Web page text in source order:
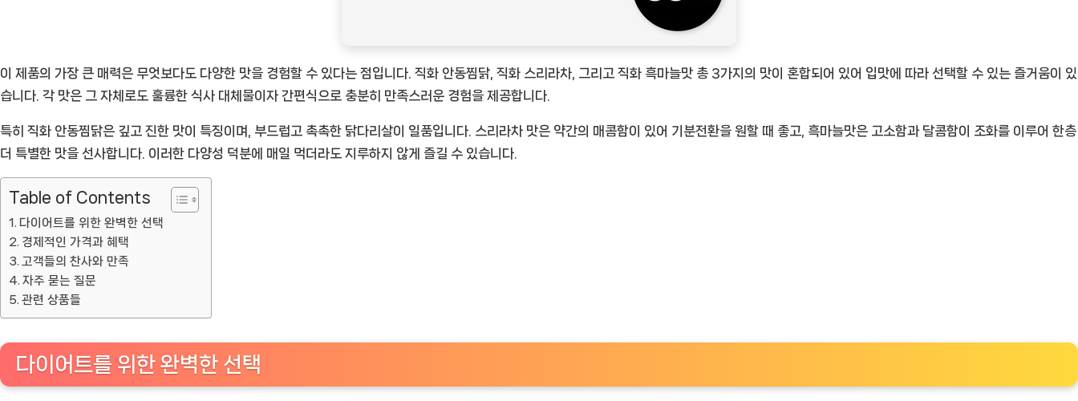
품]
이 제품의 가장 큰 매력은 무엇보다도 다양한 맛을 경험할 수 있다는 점입니다. 직화 안동찜닭, 직화 스리라차, 그리고 직화 흑마늘맛 총 3가지의 맛이 혼합되어 있어 입맛에 따라 선택할 수 있는 즐거움이 있
습니다. 각 맛은 그 자체로도 훌륭한 식사 대체물이자 간편식으로 충분히 만족스러운 경험을 제공합니다.
특히 직화 안동찜닭은 깊고 진한 맛이 특징이며, 부드럽고 촉촉한 닭다리살이 일품입니다. 스리라차 맛은 약간의 매콤함이 있어 기분전환을 원할 때 좋고, 흑마늘맛은 고소함과 달콤함이 조화를 이루어 한층
더 특별한 맛을 선사합니다. 이러한 다양성 덕분에 매일 먹더라도 지루하지 않게 즐길 수 있습니다.
Table of Contents
다이어트를 위한 완벽한 선택
경제적인 가격과 혜택
고객들의 찬사와 만족
자주 묻는 질문
관련 상품들
다이어트를 위한 완벽한 선택